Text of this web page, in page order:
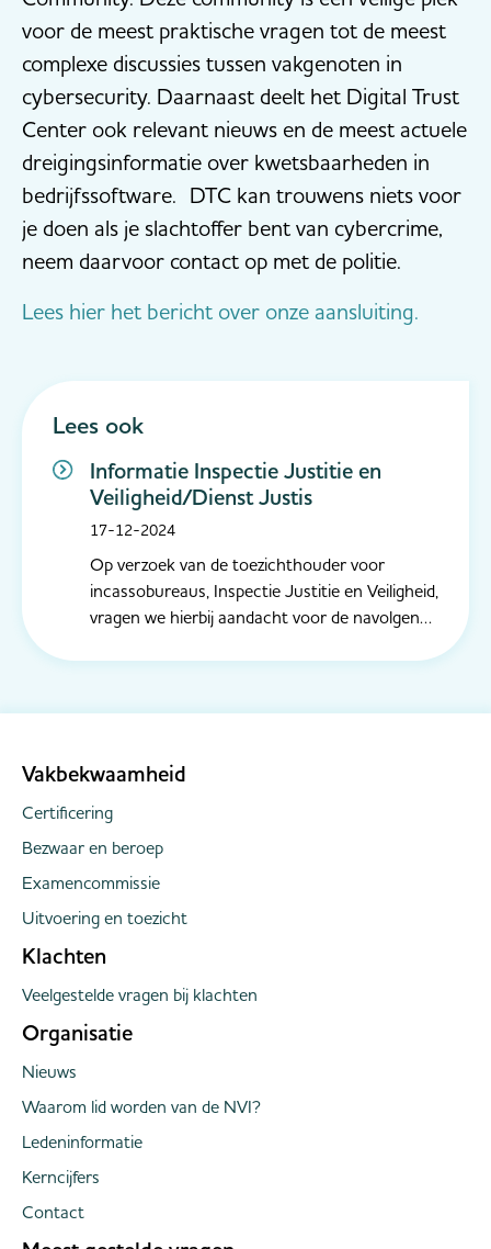
voor de meest praktische vragen tot de meest
complexe discussies tussen vakgenoten in
cybersecurity. Daarnaast deelt het Digital Trust
Center ook relevant nieuws en de meest actuele
dreigingsinformatie over kwetsbaarheden in
bedrijfssoftware. DTC kan trouwens niets voor
je doen als je slachtoffer bent van cybercrime,
neem daarvoor contact op met de politie.
Lees hier het bericht over onze aansluiting.
Lees ook
Informatie Inspectie Justitie en
Veiligheid/Dienst Justis
17-12-2024
Op verzoek van de toezichthouder voor
incassobureaus, Inspectie Justitie en Veiligheid,
vragen we hierbij aandacht voor de navolgende
Vakbekwaamheid
Certificering
Bezwaar en beroep
Examencommissie
Uitvoering en toezicht
Klachten
Veelgestelde vragen bij klachten
Organisatie
Nieuws
Waarom lid worden van de NVI?
Ledeninformatie
Kerncijfers
Contact